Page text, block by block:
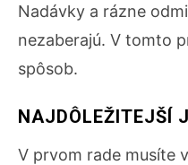
Nadávky a rázne
nezaberajú. V tomto
spôsob.
NAJDÔLEŽITEJŠÍ
V prvom rade musíte